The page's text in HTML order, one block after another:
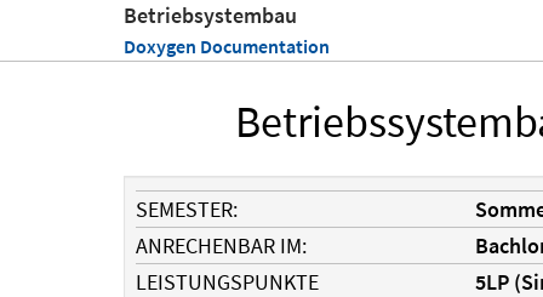
Betriebsystembau
Doxygen Documentation
SEMESTER:
ANRECHENBAR IM:
LEISTUNGSPUNKTE
5LP